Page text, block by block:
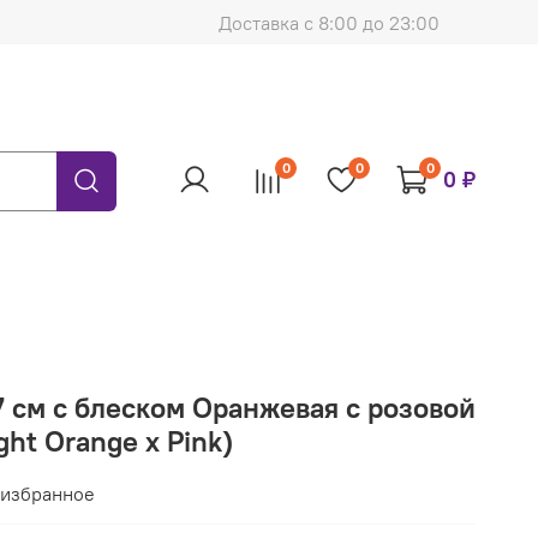
Доставка с 8:00 до 23:00
0 0 0 0 ₽
см с блеском Оранжевая с розовой
Orange x Pink)